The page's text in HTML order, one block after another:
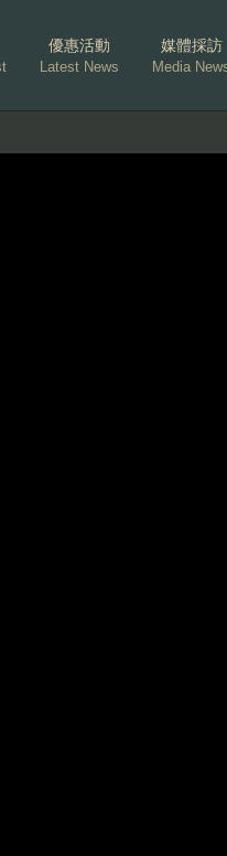
優惠活動
Latest News
媒體採訪
Media